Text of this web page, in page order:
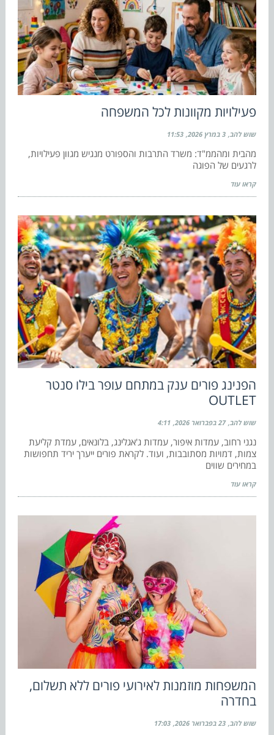
פעילויות מקוונות לכל המשפחה
שוש להב 3 במרץ 2026 11:53
מהבית ומהממ"ד: משרד התרבות והספורט מנגיש מגוון פעילויות,
לרגעים של הפוגה
קראו עוד
הפנינג פורים ענק במתחם עופר בילו סנטר
OUTLET
שוש להב 27 בפברואר 2026 4:11
נגני רחוב, עמדות איפור, עמדות ג'אגלינג, בלונאים, עמדת קליעת
צמות, דמויות מסתובבות, ועוד. לקראת פורים ייערך יריד תחפושות
במחירים שווים
קראו עוד
המשפחות מוזמנות לאירועי פורים ללא תשלום,
בחדרה
שוש להב 23 בפברואר 2026 17:03